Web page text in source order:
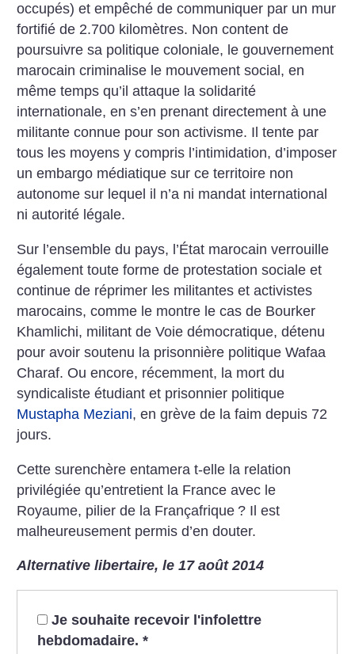
occupés) et empêché de communiquer par un mur
fortifié de 2.700 kilomètres. Non content de
poursuivre sa politique coloniale, le gouvernement
marocain criminalise le mouvement social, en
même temps qu’il attaque la solidarité
internationale, en s’en prenant directement à une
militante connue pour son activisme. Il tente par
tous les moyens y compris l’intimidation, d’imposer
un embargo médiatique sur ce territoire non
autonome sur lequel il n’a ni mandat international
ni autorité légale.
Sur l’ensemble du pays, l’État marocain verrouille
également toute forme de protestation sociale et
continue de réprimer les militantes et activistes
marocains, comme le montre le cas de Bourker
Khamlichi, militant de Voie démocratique, détenu
pour avoir soutenu la prisonnière politique Wafaa
Charaf. Ou encore, récemment, la mort du
syndicaliste étudiant et prisonnier politique
Mustapha Meziani, en grève de la faim depuis 72
jours.
Cette surenchère entamera t-elle la relation
privilégiée qu’entretient la France avec le
Royaume, pilier de la Françafrique ? Il est
malheureusement permis d’en douter.
Alternative libertaire, le 17 août 2014
Je souhaite recevoir l'infolettre
hebdomadaire. *